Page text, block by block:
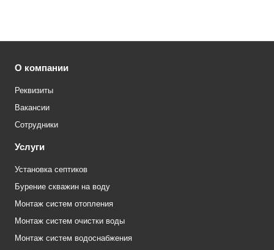
О компании
Реквизиты
Вакансии
Сотрудники
Услуги
Установка септиков
Бурение скважин на воду
Монтаж систем отопления
Монтаж систем очистки воды
Монтаж систем водоснабжения